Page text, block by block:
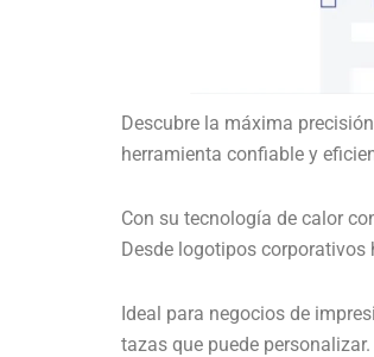
Descubre la máxima
herramienta confiable y
Con su tecnología de calor
Desde logotipos
Ideal para negocios de
tazas que puede